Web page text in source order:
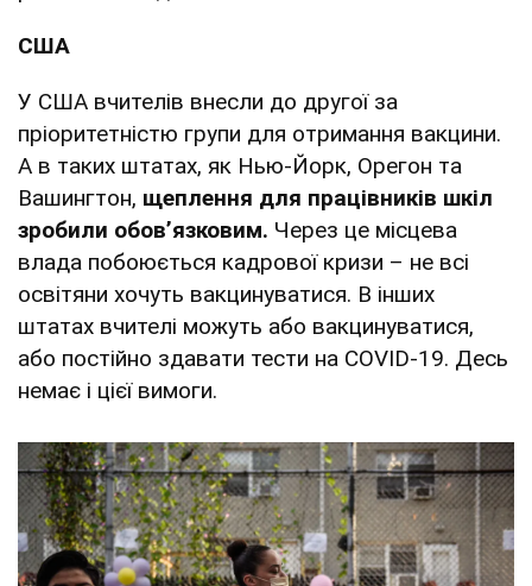
США
У США вчителів внесли до другої за
пріоритетністю групи для отримання вакцини.
А в таких штатах, як Нью-Йорк, Орегон та
Вашингтон, щеплення для працівників шкіл
зробили обов’язковим. Через це місцева
влада побоюється кадрової кризи – не всі
освітяни хочуть вакцинуватися. В інших
штатах вчителі можуть або вакцинуватися,
або постійно здавати тести на COVID-19. Десь
немає і цієї вимоги.